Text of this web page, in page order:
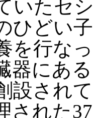
いたセ
ひどい
を行な
器にあ
設され
された